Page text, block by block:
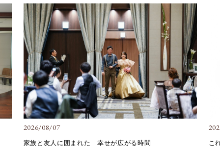
2026/08/07
家族と友人に囲まれた 幸せが広がる時間 こ